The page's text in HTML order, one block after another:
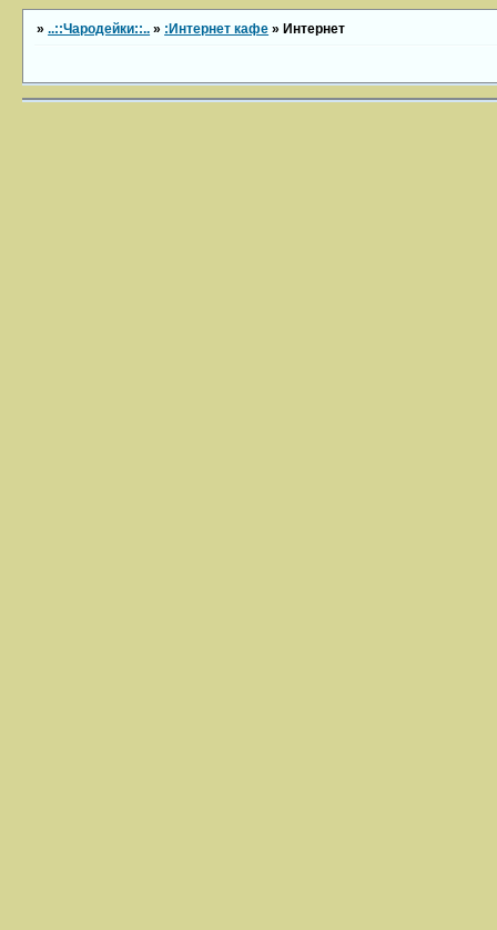
»..::Чародейки::.. » :Интернет кафе »Интернет